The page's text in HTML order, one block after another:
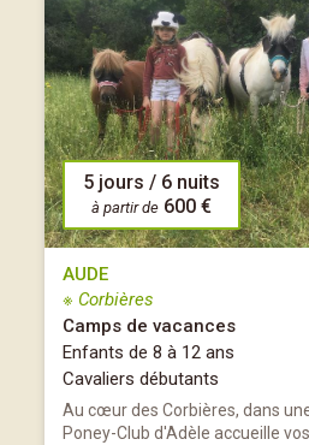
5 jours / 6 nuits
à partir de 600 €
AUDE
※ Corbières
Camps de vacances
Enfants de 8 à 12 ans
Cavaliers débutants
Au cœur des Corbières, dans
Poney-Club d'Adèle accueille